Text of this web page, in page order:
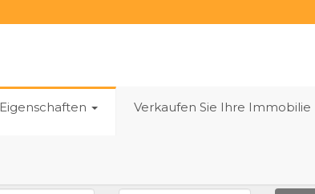
Eigenschaften Verkaufen Sie Ihre Immobilie